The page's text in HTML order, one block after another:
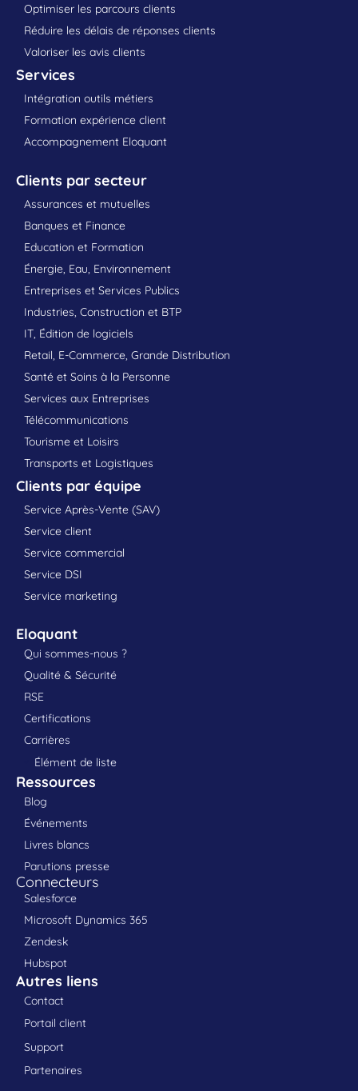
Optimiser les parcours clients
Réduire les délais de réponses clients
Valoriser les avis clients
Services
Intégration outils métiers
Formation expérience client
Accompagnement Eloquant
Clients par secteur
Assurances et mutuelles
Banques et Finance
Education et Formation
Énergie, Eau, Environnement
Entreprises et Services Publics
Industries, Construction et BTP
IT, Édition de logiciels
Retail, E-Commerce, Grande Distribution
Santé et Soins à la Personne
Services aux Entreprises
Télécommunications
Tourisme et Loisirs
Transports et Logistiques
Clients par équipe
Service Après-Vente (SAV)
Service client
Service commercial
Service DSI
Service marketing
Eloquant
Qui sommes-nous ?
Qualité & Sécurité
RSE
Certifications
Carrières
Élément de liste
Ressources
Blog
Événements
Livres blancs
Parutions presse
Connecteurs
Salesforce
Microsoft Dynamics 365
Zendesk
Hubspot
Autres liens
Contact
Portail client
Support
Partenaires